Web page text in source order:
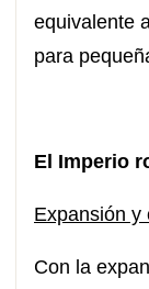
equivalente
para
El Imperio
Expansión y
Con la